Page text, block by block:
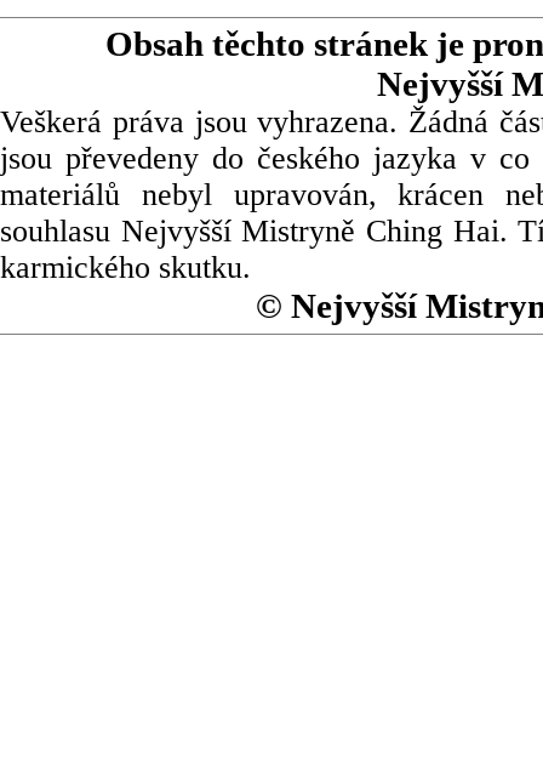
Obsah těchto stránek je
Nejvyšší
Veškerá práva jsou vyhrazena. Žádná
jsou převedeny do českého jazyka v
materiálů nebyl upravován, krácen
souhlasu Nejvyšší Mistryně Ching Hai.
karmického skutku.
© Nejvyšší